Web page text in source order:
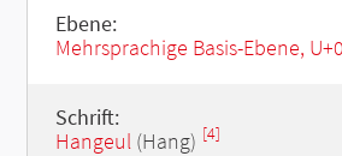
Ebene:
Mehrsprachige Basis-Ebene,
Schrift:
Hangeul(Hang) [4]